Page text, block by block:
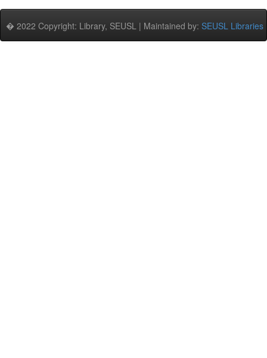
� 2022 Copyright: Library, SEUSL | Maintained by: SEUSL Libraries